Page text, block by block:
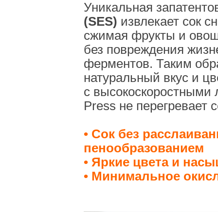
Уникальная
(SES) извлекает сок
сжимая фрукты и
без повреждения
ферментов. Таким
натуральный вкус и
с высокоскоростными
Press не перегревает
• Сок без
пенообразованием
• Яркие цвета и
• Минимальное